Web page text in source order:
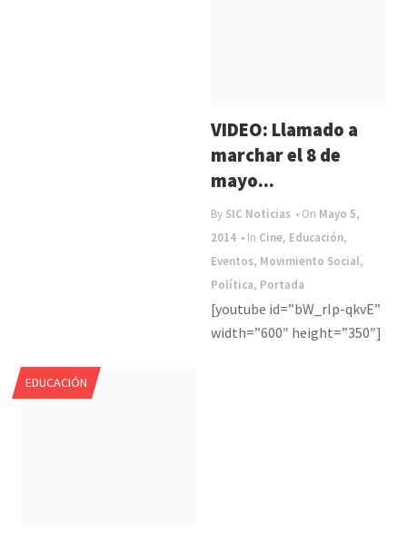
VIDEO: Llamado a
marchar el 8 de
mayo...
By SIC Noticias • On Mayo 5,
2014 • In Cine, Educación,
Eventos, Movimiento Social,
Política, Portada
[youtube id=”bW_rIp-qkvE”
width=”600″ height=”350″]
EDUCACIÓN